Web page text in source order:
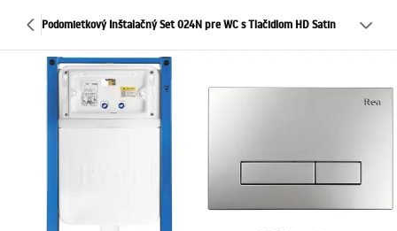
Podomietkový Inštalačný Set 024N pre WC s Tlačidlom HD Satin